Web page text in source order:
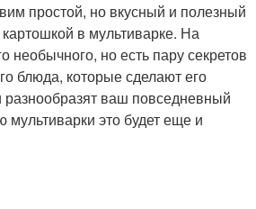
простой, но вкусный и полезный
в мультиварке. На
необычного, но есть пару секретов
блюда, которые сделают его
разнообразят ваш повседневный
это будет еще и